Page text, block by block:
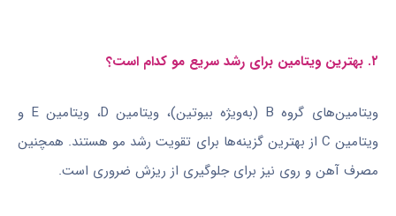
۲. بهترین ویتامین برای رشد سریع مو کدام است؟
ویتامین‌های گروه B (به‌ویژه بیوتین)، ویتامین D، ویتامین E و
ویتامین C از بهترین گزینه‌ها برای تقویت رشد مو هستند. همچنین
مصرف آهن و روی نیز برای جلوگیری از ریزش ضروری است.